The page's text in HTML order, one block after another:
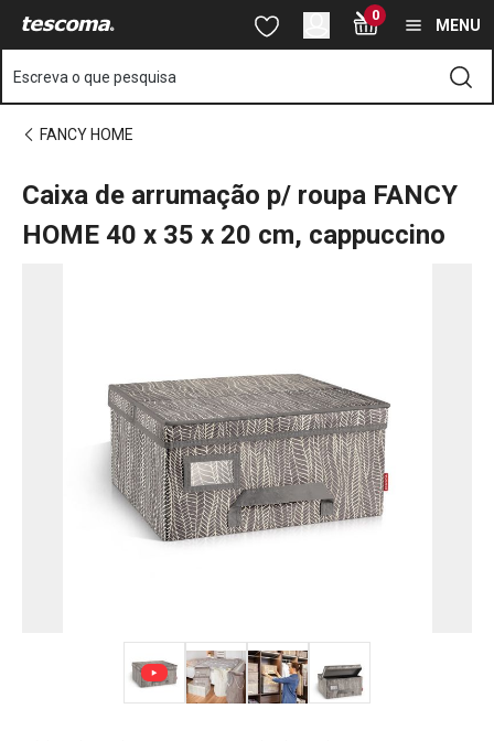
Está na página Caixa de arrumação p/ roupa FANCY HOME 40 x
Saltar para o conteúdo principal
Saltar para a pesquisa
Saltar para a navegação 0
MENU
Escreva o que pesquisa
FANCY HOME
Caixa de arrumação p/ roupa FANCY
HOME 40 x 35 x 20 cm, cappuccino